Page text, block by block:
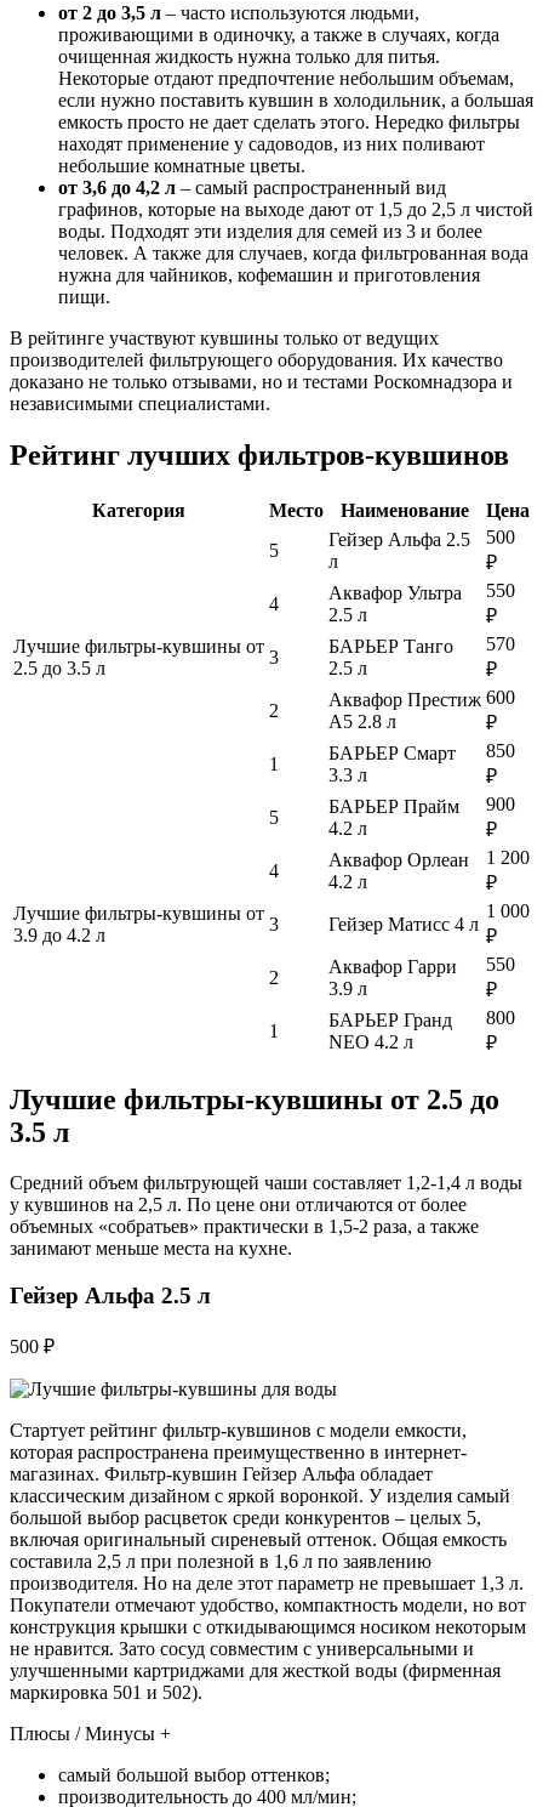
от 2 до 3,5 л – часто используются людьми,
проживающими в одиночку, а также в случаях, когда
очищенная жидкость нужна только для питья.
Некоторые отдают предпочтение небольшим объемам,
если нужно поставить кувшин в холодильник, а большая
емкость просто не дает сделать этого. Нередко фильтры
находят применение у садоводов, из них поливают
небольшие комнатные цветы.
от 3,6 до 4,2 л – самый распространенный вид
графинов, которые на выходе дают от 1,5 до 2,5 л чистой
воды. Подходят эти изделия для семей из 3 и более
человек. А также для случаев, когда фильтрованная вода
нужна для чайников, кофемашин и приготовления
пищи.
В рейтинге участвуют кувшины только от ведущих
производителей фильтрующего оборудования. Их качество
доказано не только отзывами, но и тестами Роскомнадзора и
независимыми специалистами.
Рейтинг лучших фильтров-кувшинов
Категория Место Наименование Цена
Лучшие фильтры-кувшины от
2.5 до 3.5 л
5
Гейзер Альфа 2.5
л
500
₽
4
Аквафор Ультра
2.5 л
550
₽
3
БАРЬЕР Танго
2.5 л
570
₽
2
Аквафор Престиж
А5 2.8 л
600
₽
1
БАРЬЕР Смарт
3.3 л
850
₽
Лучшие фильтры-кувшины от
3.9 до 4.2 л
5
БАРЬЕР Прайм
4.2 л
900
₽
4
Аквафор Орлеан
4.2 л
1 200
₽
3
Гейзер Матисс 4 л
1 000
₽
2
Аквафор Гарри
3.9 л
550
₽
1
БАРЬЕР Гранд
NEO 4.2 л
800
₽
Лучшие фильтры-кувшины от 2.5 до
3.5 л
Средний объем фильтрующей чаши составляет 1,2-1,4 л воды
у кувшинов на 2,5 л. По цене они отличаются от более
объемных «собратьев» практически в 1,5-2 раза, а также
занимают меньше места на кухне.
Гейзер Альфа 2.5 л
500 ₽
Стартует рейтинг фильтр-кувшинов с модели емкости,
которая распространена преимущественно в интернет-
магазинах. Фильтр-кувшин Гейзер Альфа обладает
классическим дизайном с яркой воронкой. У изделия самый
большой выбор расцветок среди конкурентов – целых 5,
включая оригинальный сиреневый оттенок. Общая емкость
составила 2,5 л при полезной в 1,6 л по заявлению
производителя. Но на деле этот параметр не превышает 1,3 л.
Покупатели отмечают удобство, компактность модели, но вот
конструкция крышки с откидывающимся носиком некоторым
не нравится. Зато сосуд совместим с универсальными и
улучшенными картриджами для жесткой воды (фирменная
маркировка 501 и 502).
Плюсы / Минусы +
самый большой выбор оттенков;
производительность до 400 мл/мин;